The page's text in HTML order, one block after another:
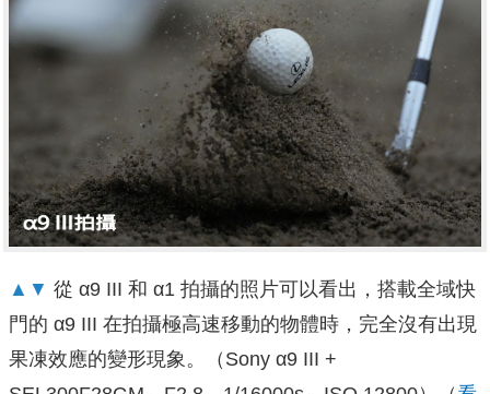
▲▼ 從 α9 III 和 α1 拍攝的照片可以看出，搭載全域快
門的 α9 III 在拍攝極高速移動的物體時，完全沒有出現
果凍效應的變形現象。（Sony α9 III +